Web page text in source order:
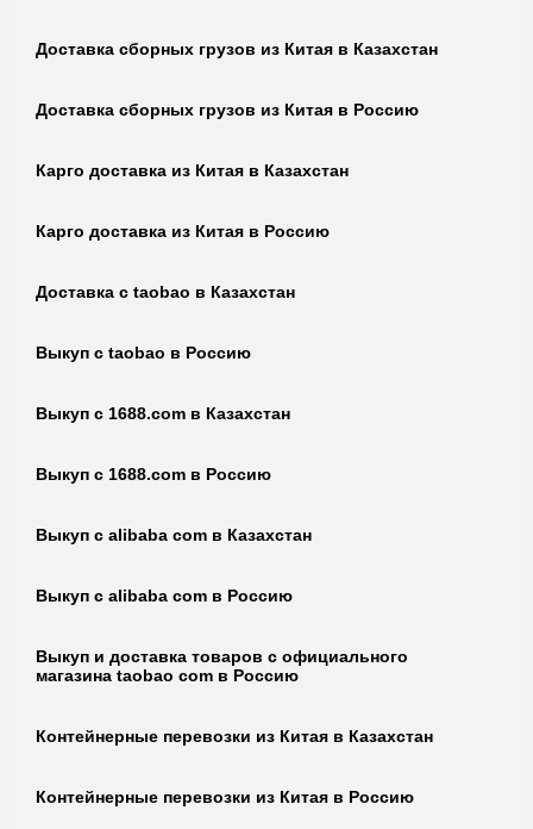
Доставка сборных грузов из Китая в Казахстан
Доставка сборных грузов из Китая в Россию
Карго доставка из Китая в Казахстан
Карго доставка из Китая в Россию
Доставка с taobao в Казахстан
Выкуп с taobao в Россию
Выкуп с 1688.com в Казахстан
Выкуп с 1688.com в Россию
Выкуп с alibaba com в Казахстан
Выкуп с alibaba com в Россию
Выкуп и доставка товаров с официального
магазина taobao com в Россию
Контейнерные перевозки из Китая в Казахстан
Контейнерные перевозки из Китая в Россию